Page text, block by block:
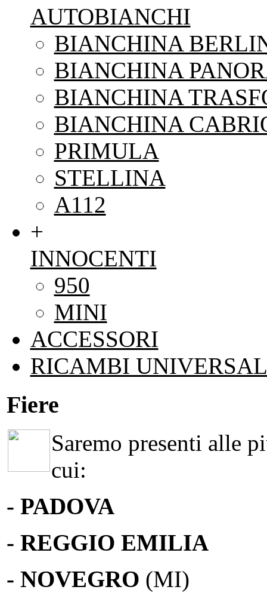
AUTOBIANCHI
BIANCHINA
BIANCHINA
BIANCHINA
BIANCHINA
PRIMULA
STELLINA
A112
+
INNOCENTI
950
MINI
ACCESSORI
RICAMBI
Fiere
Saremo presenti alle
cui:
- PADOVA
- REGGIO EMILIA
- NOVEGRO (MI)